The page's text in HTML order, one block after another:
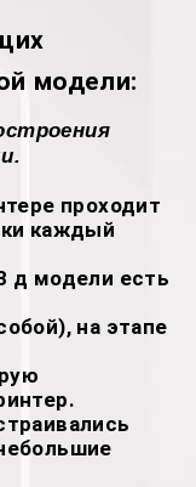
модели:
проходит
каждый
д модели есть
на этапе